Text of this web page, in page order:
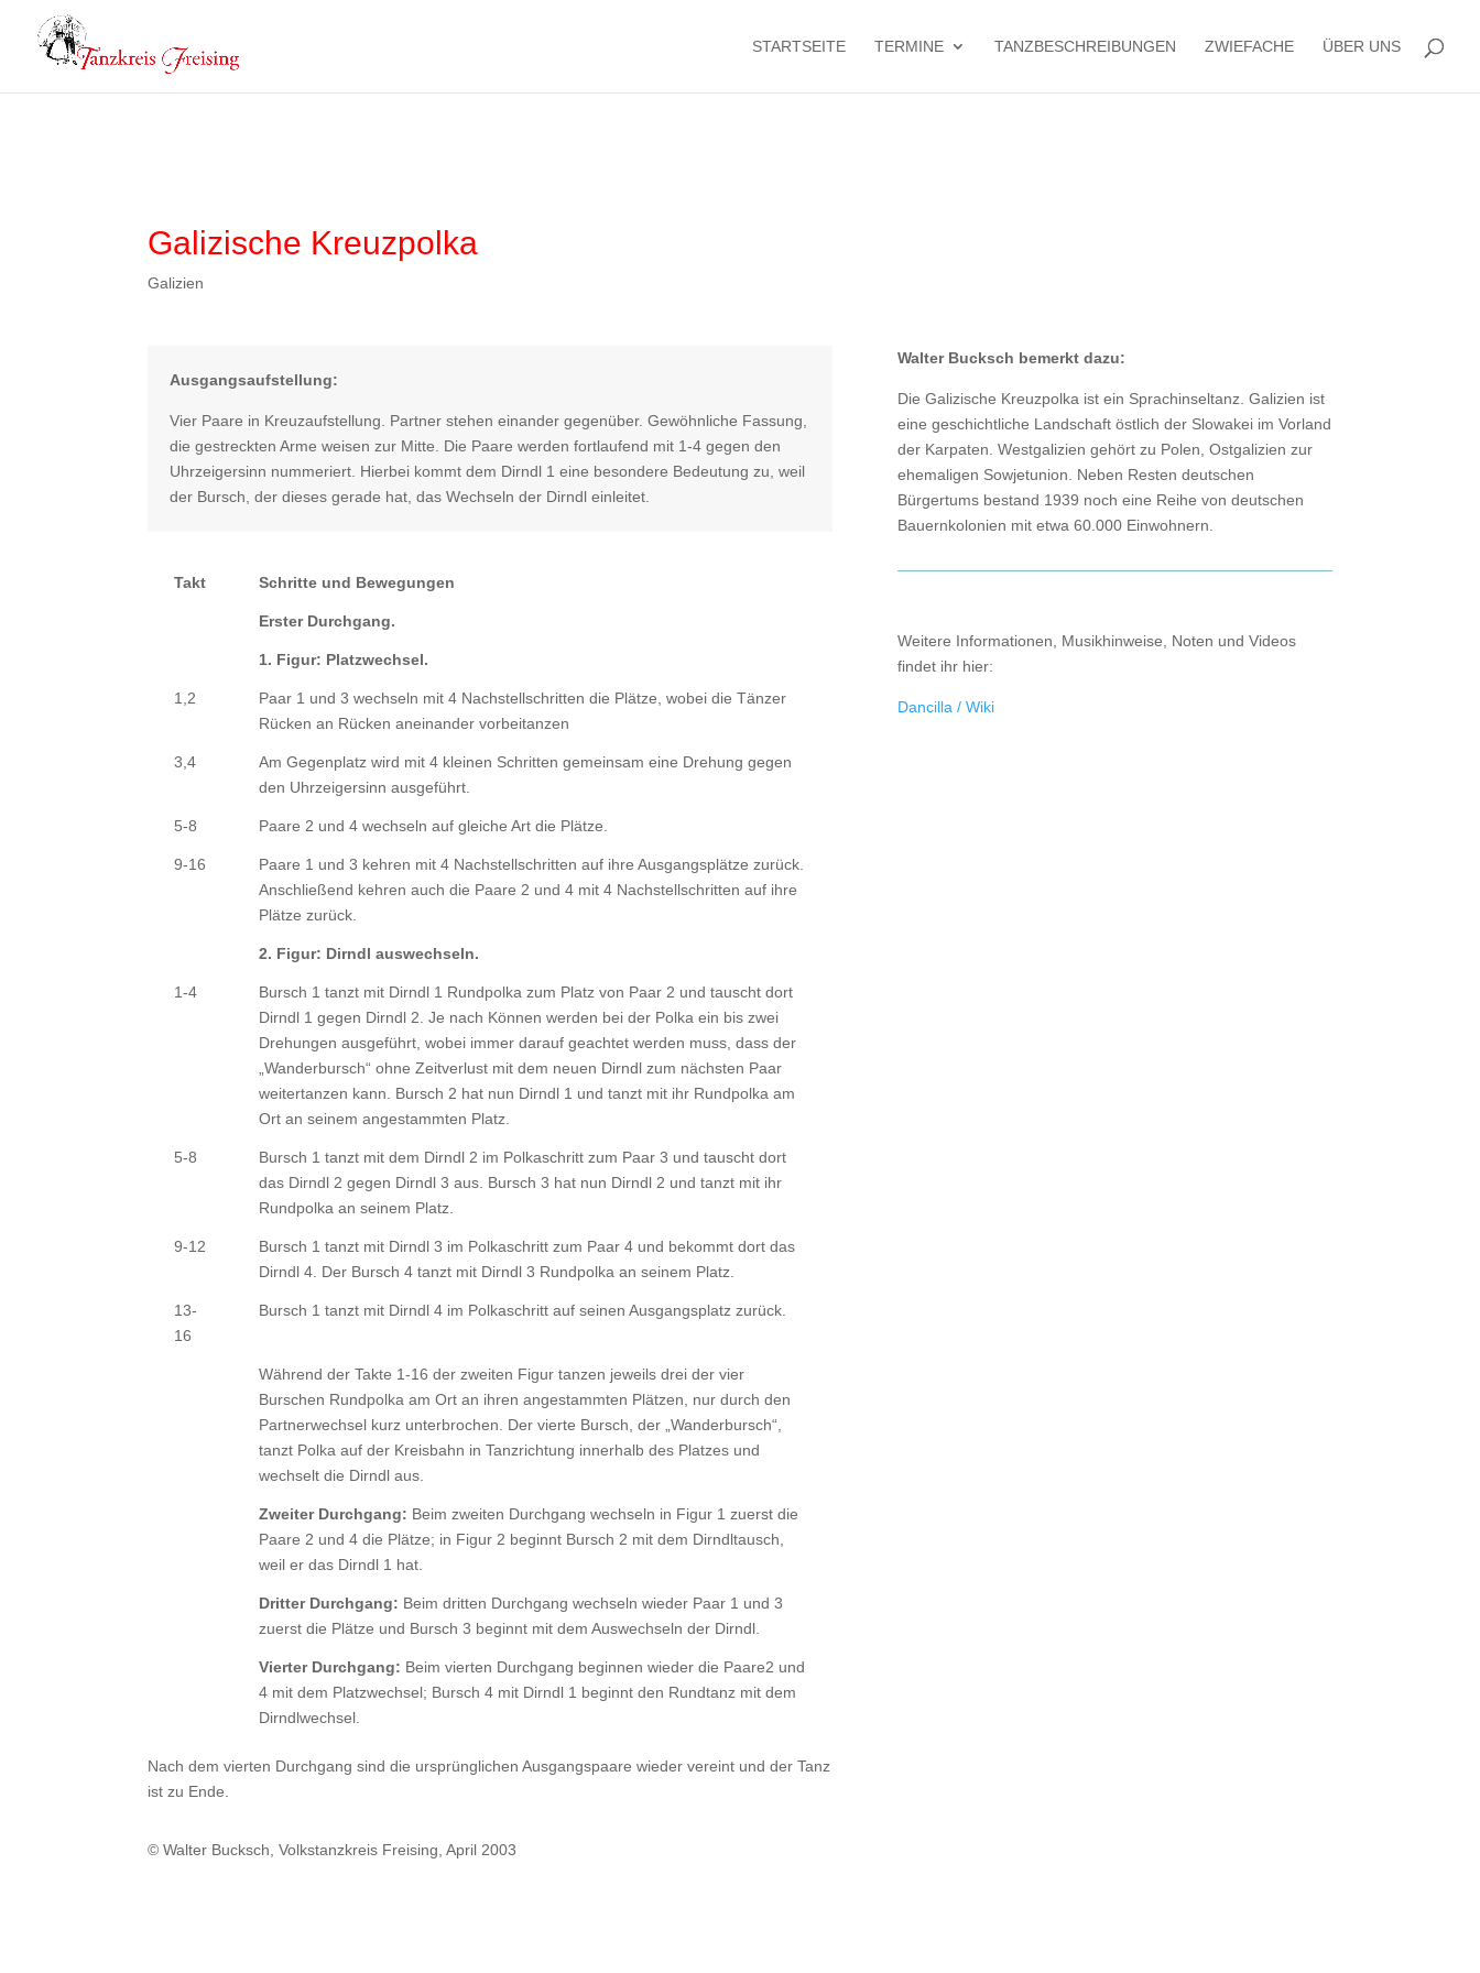
STARTSEITE TERMINE TANZBESCHREIBUNGEN ZWIEFACHE ÜBER UNS
Galizische Kreuzpolka
Galizien
Ausgangsaufstellung:
Vier Paare in Kreuzaufstellung. Partner stehen einander gegenüber. Gewöhnliche Fassung,
die gestreckten Arme weisen zur Mitte. Die Paare werden fortlaufend mit 1-4 gegen den
Uhrzeigersinn nummeriert. Hierbei kommt dem Dirndl 1 eine besondere Bedeutung zu, weil
der Bursch, der dieses gerade hat, das Wechseln der Dirndl einleitet.
Takt Schritte und Bewegungen
Erster Durchgang.
1. Figur: Platzwechsel.
1,2
Paar 1 und 3 wechseln mit 4 Nachstellschritten die Plätze, wobei die Tänzer
Rücken an Rücken aneinander vorbeitanzen
3,4
Am Gegenplatz wird mit 4 kleinen Schritten gemeinsam eine Drehung gegen
den Uhrzeigersinn ausgeführt.
5-8 Paare 2 und 4 wechseln auf gleiche Art die Plätze.
9-16
Paare 1 und 3 kehren mit 4 Nachstellschritten auf ihre Ausgangsplätze zurück.
Anschließend kehren auch die Paare 2 und 4 mit 4 Nachstellschritten auf ihre
Plätze zurück.
2. Figur: Dirndl auswechseln.
1-4
Bursch 1 tanzt mit Dirndl 1 Rundpolka zum Platz von Paar 2 und tauscht dort
Dirndl 1 gegen Dirndl 2. Je nach Können werden bei der Polka ein bis zwei
Drehungen ausgeführt, wobei immer darauf geachtet werden muss, dass der
„Wanderbursch“ ohne Zeitverlust mit dem neuen Dirndl zum nächsten Paar
weitertanzen kann. Bursch 2 hat nun Dirndl 1 und tanzt mit ihr Rundpolka am
Ort an seinem angestammten Platz.
5-8
Bursch 1 tanzt mit dem Dirndl 2 im Polkaschritt zum Paar 3 und tauscht dort
das Dirndl 2 gegen Dirndl 3 aus. Bursch 3 hat nun Dirndl 2 und tanzt mit ihr
Rundpolka an seinem Platz.
9-12
Bursch 1 tanzt mit Dirndl 3 im Polkaschritt zum Paar 4 und bekommt dort das
Dirndl 4. Der Bursch 4 tanzt mit Dirndl 3 Rundpolka an seinem Platz.
13-
16
Bursch 1 tanzt mit Dirndl 4 im Polkaschritt auf seinen Ausgangsplatz zurück.
Während der Takte 1-16 der zweiten Figur tanzen jeweils drei der vier
Burschen Rundpolka am Ort an ihren angestammten Plätzen, nur durch den
Partnerwechsel kurz unterbrochen. Der vierte Bursch, der „Wanderbursch“,
tanzt Polka auf der Kreisbahn in Tanzrichtung innerhalb des Platzes und
wechselt die Dirndl aus.
Zweiter Durchgang: Beim zweiten Durchgang wechseln in Figur 1 zuerst die
Paare 2 und 4 die Plätze; in Figur 2 beginnt Bursch 2 mit dem Dirndltausch,
weil er das Dirndl 1 hat.
Dritter Durchgang: Beim dritten Durchgang wechseln wieder Paar 1 und 3
zuerst die Plätze und Bursch 3 beginnt mit dem Auswechseln der Dirndl.
Vierter Durchgang: Beim vierten Durchgang beginnen wieder die Paare2 und
4 mit dem Platzwechsel; Bursch 4 mit Dirndl 1 beginnt den Rundtanz mit dem
Dirndlwechsel.
Nach dem vierten Durchgang sind die ursprünglichen Ausgangspaare wieder vereint und der Tanz
ist zu Ende.
© Walter Bucksch, Volkstanzkreis Freising, April 2003
Walter Bucksch bemerkt dazu:
Die Galizische Kreuzpolka ist ein Sprachinseltanz. Galizien ist
eine geschichtliche Landschaft östlich der Slowakei im Vorland
der Karpaten. Westgalizien gehört zu Polen, Ostgalizien zur
ehemaligen Sowjetunion. Neben Resten deutschen
Bürgertums bestand 1939 noch eine Reihe von deutschen
Bauernkolonien mit etwa 60.000 Einwohnern.
Weitere Informationen, Musikhinweise, Noten und Videos
findet ihr hier:
Dancilla / Wiki